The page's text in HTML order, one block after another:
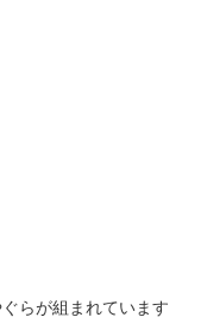
らが組まれています